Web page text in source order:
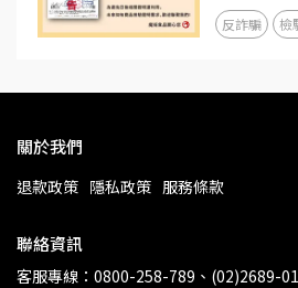
反詐騙 檢
關於我們
退款政策 隱私政策 服務條款
聯絡資訊
客服專線：0800-258-789、(02)2689-